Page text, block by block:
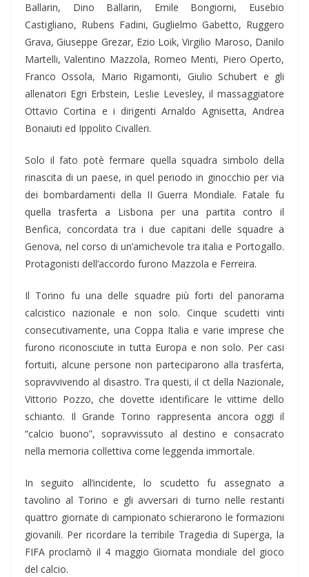
Ballarin, Dino Ballarin, Emile Bongiorni, Eusebio
Castigliano, Rubens Fadini, Guglielmo Gabetto, Ruggero
Grava, Giuseppe Grezar, Ezio Loik, Virgilio Maroso, Danilo
Martelli, Valentino Mazzola, Romeo Menti, Piero Operto,
Franco Ossola, Mario Rigamonti, Giulio Schubert e gli
allenatori Egri Erbstein, Leslie Levesley, il massaggiatore
Ottavio Cortina e i dirigenti Arnaldo Agnisetta, Andrea
Bonaiuti ed Ippolito Civalleri.
Solo il fato potè fermare quella squadra simbolo della
rinascita di un paese, in quel periodo in ginocchio per via
dei bombardamenti della II Guerra Mondiale. Fatale fu
quella trasferta a Lisbona per una partita contro il
Benfica, concordata tra i due capitani delle squadre a
Genova, nel corso di un’amichevole tra italia e Portogallo.
Protagonisti dell’accordo furono Mazzola e Ferreira.
Il Torino fu una delle squadre più forti del panorama
calcistico nazionale e non solo. Cinque scudetti vinti
consecutivamente, una Coppa Italia e varie imprese che
furono riconosciute in tutta Europa e non solo. Per casi
fortuiti, alcune persone non parteciparono alla trasferta,
sopravvivendo al disastro. Tra questi, il ct della Nazionale,
Vittorio Pozzo, che dovette identificare le vittime dello
schianto. Il Grande Torino rappresenta ancora oggi il
“calcio buono”, sopravvissuto al destino e consacrato
nella memoria collettiva come leggenda immortale.
In seguito all’incidente, lo scudetto fu assegnato a
tavolino al Torino e gli avversari di turno nelle restanti
quattro giornate di campionato schierarono le formazioni
giovanili. Per ricordare la terribile Tragedia di Superga, la
FIFA proclamò il 4 maggio Giornata mondiale del gioco
del calcio.